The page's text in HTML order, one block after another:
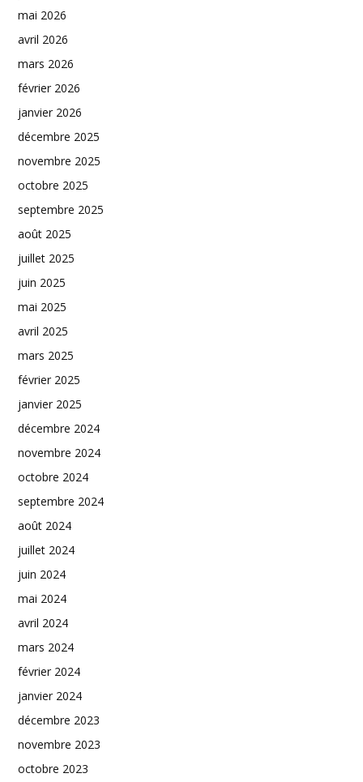
mai 2026
avril 2026
mars 2026
février 2026
janvier 2026
décembre 2025
novembre 2025
octobre 2025
septembre 2025
août 2025
juillet 2025
juin 2025
mai 2025
avril 2025
mars 2025
février 2025
janvier 2025
décembre 2024
novembre 2024
octobre 2024
septembre 2024
août 2024
juillet 2024
juin 2024
mai 2024
avril 2024
mars 2024
février 2024
janvier 2024
décembre 2023
novembre 2023
octobre 2023